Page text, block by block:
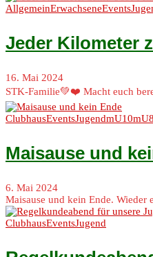
AllgemeinErwachseneEvents
Jeder Kilometer
16. Mai 2024
STK-Familie💚❤️ Macht euch
ClubhausEventsJugendmU10mU8
Maisause und
6. Mai 2024
Maisause und kein Ende. Wieder
ClubhausEventsJugend